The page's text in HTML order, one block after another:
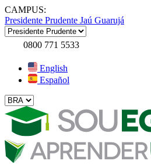
CAMPUS:
Presidente Prudente Jaú Guarujá
0800 771 5533
English
Español